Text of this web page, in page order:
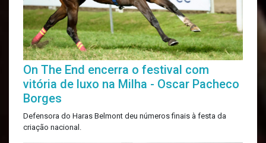
On The End encerra o festival com
vitória de luxo na Milha - Oscar Pacheco
Borges
Defensora do Haras Belmont deu números finais à festa da
criação nacional.